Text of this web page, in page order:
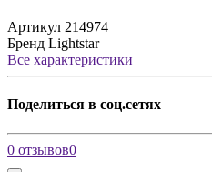
Артикул 214974
Бренд Lightstar
Все характеристики
Поделиться в соц.сетях
0 отзывов0